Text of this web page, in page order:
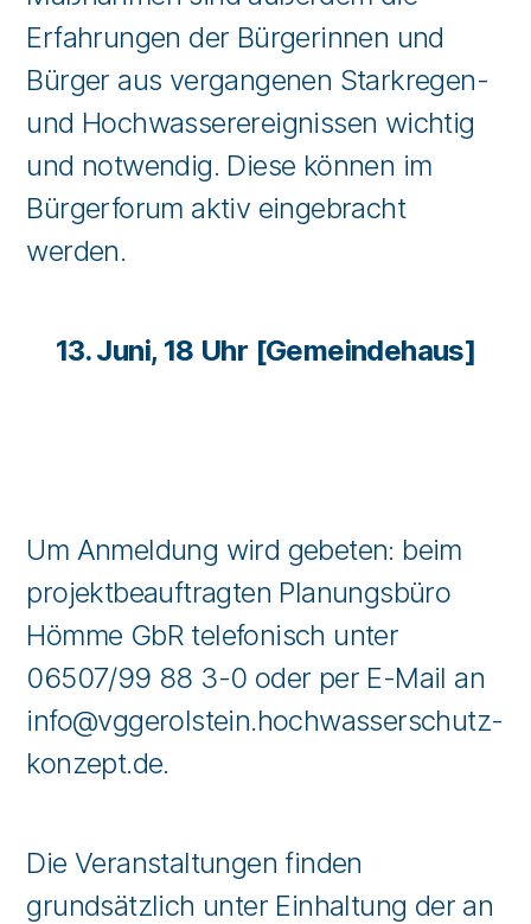
Erfahrungen der Bürgerinnen und
Bürger aus vergangenen Starkregen-
und Hochwasserereignissen wichtig
und notwendig. Diese können im
Bürgerforum aktiv eingebracht
werden.
13. Juni, 18 Uhr [Gemeindehaus]
Um Anmeldung wird gebeten: beim
projektbeauftragten Planungsbüro
Hömme GbR telefonisch unter
06507/99 88 3-0 oder per E-Mail an
info@vggerolstein.hochwasserschutz-
konzept.de.
Die Veranstaltungen finden
grundsätzlich unter Einhaltung der an